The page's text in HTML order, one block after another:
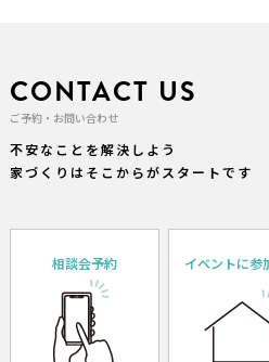
CONTACT US
ご予約・お問い合わせ
不安なことを解決しよう
家づくりはそこからがスタートです
相談会予約 イベントに参